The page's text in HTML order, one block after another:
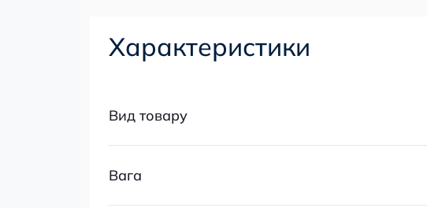
Характеристики
Вид товару
Вага